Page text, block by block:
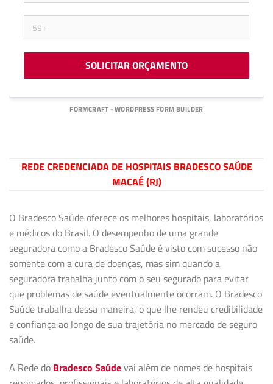
SOLICITAR ORÇAMENTO
FORMCRAFT - WORDPRESS FORM BUILDER
REDE CREDENCIADA DE HOSPITAIS BRADESCO SAÚDE
MACAÉ (RJ)
O Bradesco Saúde oferece os melhores hospitais, laboratórios
e médicos do Brasil. O desempenho de uma grande
seguradora como a Bradesco Saúde é visto com sucesso não
somente com a cura de doenças, mas sim quando a
seguradora trabalha junto com o seu segurado para evitar
que problemas de saúde eventualmente ocorram. O Bradesco
Saúde trabalha dessa maneira, o que lhe rendeu credibilidade
e confiança ao longo de sua trajetória no mercado de seguro
saúde.
A Rede do Bradesco Saúdevai além de nomes de hospitais